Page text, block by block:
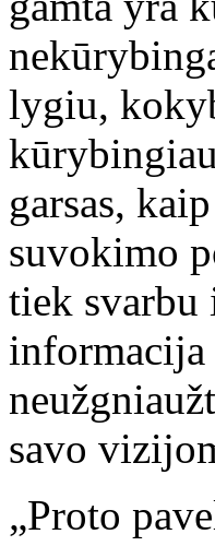
lygiu,
garsas,
suvokimo
tiek svarbu
informacija
savo
„Proto